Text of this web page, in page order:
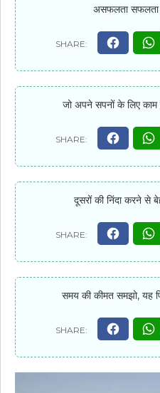
असफलता सफलता
जो अपने सपनों के लिए
दूसरों की निंदा करने से
समय की कीमत समझो, यह